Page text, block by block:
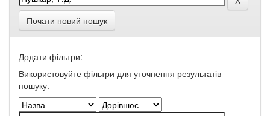
Почати новий пошук
Додати фільтри:
Використовуйте фільтри для уточнення результатів
пошуку.